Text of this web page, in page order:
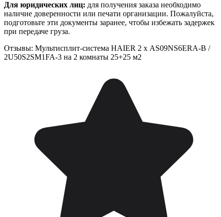
Для юридических лиц: для получения заказа необходимо
наличие доверенности или печати организации. Пожалуйста,
подготовьте эти документы заранее, чтобы избежать задержек
при передаче груза.
Отзывы: Мультисплит-система HAIER 2 х AS09NS6ERA-B /
2U50S2SM1FA-3 на 2 комнаты 25+25 м2